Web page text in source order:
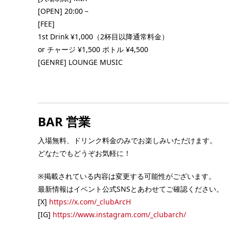
[OPEN] 20:00 –
[FEE]
1st Drink ¥1,000（2杯目以降通常料金）
or チャージ ¥1,500 ボトル ¥4,500
[GENRE] LOUNGE MUSIC
BAR 営業
入場無料、ドリンク料金のみでお楽しみいただけます。
どなたでもどうぞお気軽に！
※掲載されている内容は変更する可能性がございます。
最新情報はイベント公式SNSとあわせてご確認ください。
[X] https://x.com/_clubArcH
[IG] https://www.instagram.com/_clubarch/
ンム
ONLY（20歳以
前売り(お好き
■ INFORMATION [入場制限] MIX [OPEN]
金） ボトルチャージ¥1,500 鏡月ボトル
[…] ...